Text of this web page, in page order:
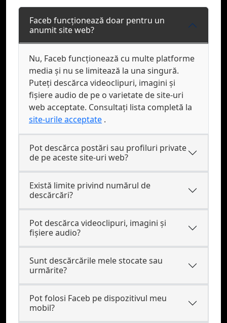
Faceb funcționează doar pentru un
anumit site web?
Nu, Faceb funcționează cu multe platforme
media și nu se limitează la una singură.
Puteți descărca videoclipuri, imagini și
fișiere audio de pe o varietate de site-uri
web acceptate. Consultați lista completă la
site-urile acceptate .
Pot descărca postări sau profiluri private
de pe aceste site-uri web?
Există limite privind numărul de
descărcări?
Pot descărca videoclipuri, imagini și
fișiere audio?
Sunt descărcările mele stocate sau
urmărite?
Pot folosi Faceb pe dispozitivul meu
mobil?